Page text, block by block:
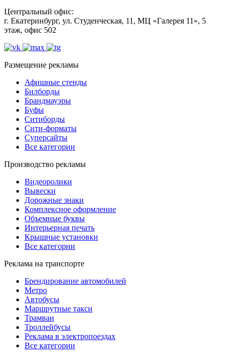
Центральный офис:
г. Екатеринбург, ул. Студенческая, 11, МЦ «Галерея 11», 5
этаж, офис 502
Размещение рекламы
Афишные стенды
Билборды
Брандмауэры
Буфы
Ситиборды
Сити-форматы
Суперсайты
Все категории
Производство рекламы
Видеоролики
Вывески
Дорожные знаки
Комплексное оформление
Объемные буквы
Интерьерная печать
Крышные установки
Все категории
Реклама на транспорте
Брендирование автомобилей
Метро
Автобусы
Маршрутные такси
Трамваи
Троллейбусы
Реклама в электропоездах
Все категории